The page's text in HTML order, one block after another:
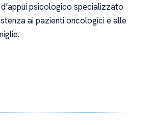
psicologico specializzato
ai pazienti oncologici e alle